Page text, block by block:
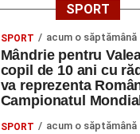
SPORT
SPORT acum o săptămână
Mândrie pentru
copil de 10 ani cu
va reprezenta
Campionatul
SPORT acum o săptămână